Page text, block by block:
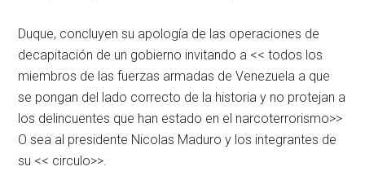
Duque, concluyen su apología de las operaciones de
decapitación de un gobierno invitando a << todos los
miembros de las fuerzas armadas de Venezuela a que
se pongan del lado correcto de la historia y no protejan a
los delincuentes que han estado en el narcoterrorismo>>
O sea al presidente Nicolas Maduro y los integrantes de
su << circulo>>.